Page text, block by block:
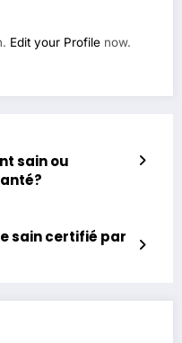
Edit your Profile now.
sain ou
sain certifié par